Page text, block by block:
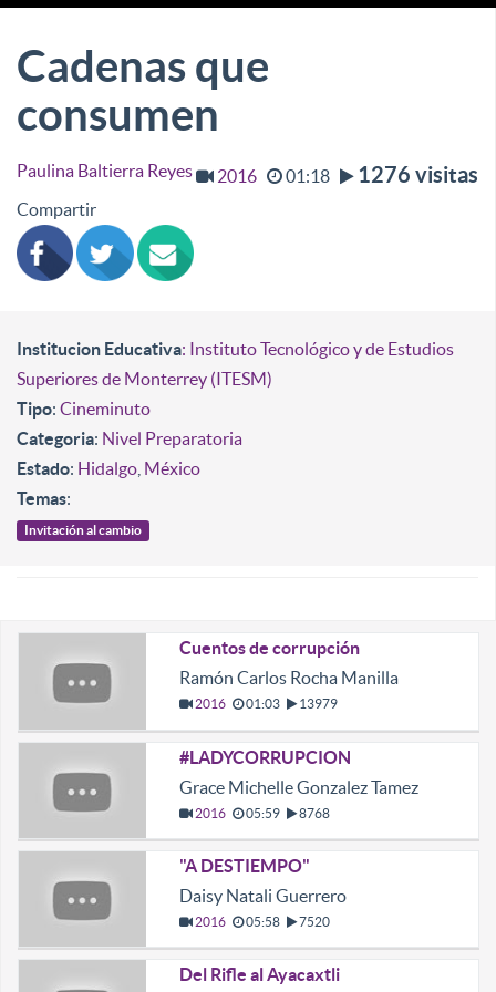
Cadenas que
consumen
Paulina Baltierra Reyes 2016 01:18 1276 visitas
Compartir
Institucion Educativa: Instituto Tecnológico y de Estudios
Superiores de Monterrey (ITESM)
Tipo: Cineminuto
Categoria: Nivel Preparatoria
Estado: Hidalgo México
Temas:
Invitación al cambio
Cuentos de corrupción
Ramón Carlos Rocha Manilla
2016 01:03 13979
#LADYCORRUPCION
Grace Michelle Gonzalez Tamez
2016 05:59 8768
"A DESTIEMPO"
Daisy Natali Guerrero
2016 05:58 7520
Del Rifle al Ayacaxtli